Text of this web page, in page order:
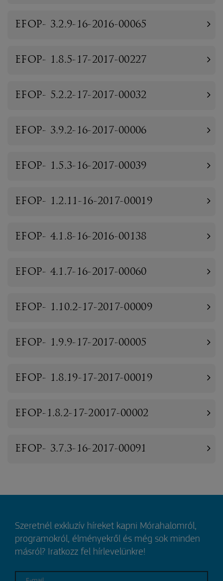
EFOP- 3.2.9-16-2016-00065
EFOP- 1.8.5-17-2017-00227
EFOP- 5.2.2-17-2017-00032
EFOP- 3.9.2-16-2017-00006
EFOP- 1.5.3-16-2017-00039
EFOP- 1.2.11-16-2017-00019
EFOP- 4.1.8-16-2016-00138
EFOP- 4.1.7-16-2017-00060
EFOP- 1.10.2-17-2017-00009
EFOP- 1.9.9-17-2017-00005
EFOP- 1.8.19-17-2017-00019
EFOP-1.8.2-17-20017-00002
EFOP- 3.7.3-16-2017-00091
Szeretnél exkluzív híreket kapni Mórahalomról,
programokról, élményekről és még sok minden
másról? Iratkozz fel hírlevelünkre!